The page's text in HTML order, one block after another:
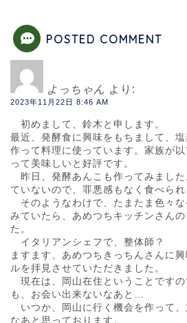
POSTED COMMENT
よっちゃん より:
2023年11月22日 8:46 AM
初めまして、鈴木と申します。
最近、発酵食に興味をもちまして、
作って料理に使っています。家族が
って美味しいと好評です。
昨日、発酵あんこも作ってみました
ていないので、罪悪感もなく食べられ
そのようなわけで、たまたま色々
みていたら、あめつちキッチンさん
た。
イタリアンシェフで、整体師？
ますます、あめつちきっちんさんに
ルを拝見させていただきました。
現在は、岡山在住ということですの
も、お会い出来ないなあと…
いつか、岡山に行く機会を作って
なあと思っております。